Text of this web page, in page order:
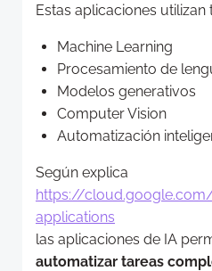
Estas aplicaciones
Machine Learning
Procesamiento de
Modelos generativos
Computer Vision
Automatización
Según explica
https://
applications
las aplicaciones de IA
automatizar tareas